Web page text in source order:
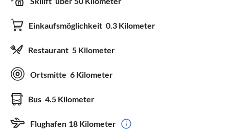
Einkaufsmöglichkeit 0.3 Kilometer
Restaurant 5 Kilometer
Ortsmitte 6 Kilometer
Bus 4.5 Kilometer
Flughafen 18 Kilometer